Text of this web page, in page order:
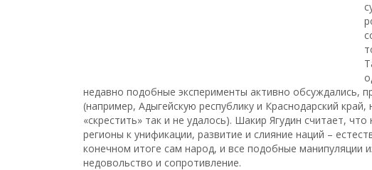
недавно подобные эксперименты активно обсуждались,
(например, Адыгейскую республику и Краснодарский
«скрестить» так и не удалось). Шакир Ягудин считает,
регионы к унификации, развитие и слияние наций –
конечном итоге сам народ, и все подобные манипуляции
недовольство и сопротивление.